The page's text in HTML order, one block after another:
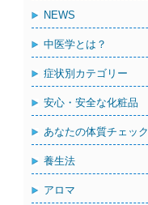
NEWS
中医学とは？
症状別カテゴリー
安心・安全な化粧品
あなたの体質チェック
養生法
アロマ